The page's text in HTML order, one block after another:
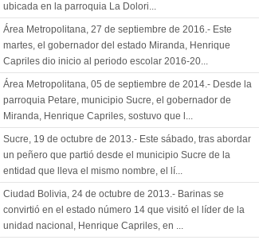
ubicada en la parroquia La Dolori...
Área Metropolitana, 27 de septiembre de 2016.- Este
martes, el gobernador del estado Miranda, Henrique
Capriles dio inicio al periodo escolar 2016-20...
Área Metropolitana, 05 de septiembre de 2014.- Desde la
parroquia Petare, municipio Sucre, el gobernador de
Miranda, Henrique Capriles, sostuvo que l...
Sucre, 19 de octubre de 2013.- Este sábado, tras abordar
un peñero que partió desde el municipio Sucre de la
entidad que lleva el mismo nombre, el lí...
Ciudad Bolivia, 24 de octubre de 2013.- Barinas se
convirtió en el estado número 14 que visitó el líder de la
unidad nacional, Henrique Capriles, en ...